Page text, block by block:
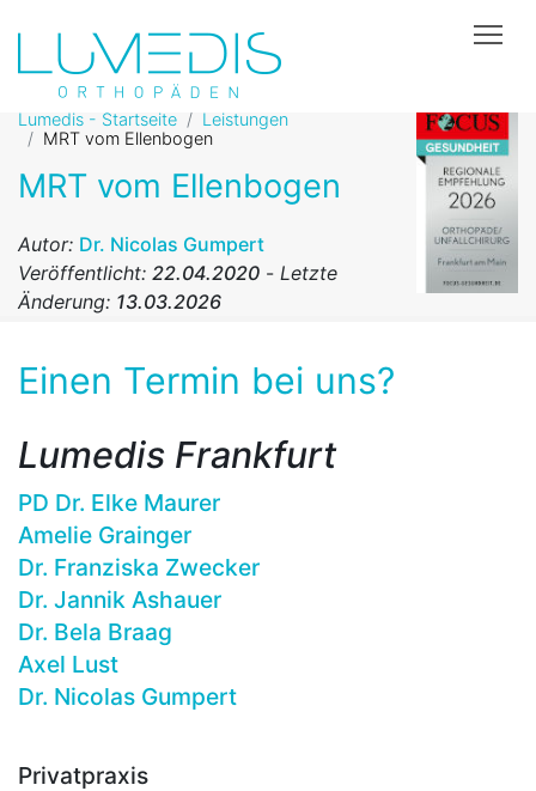
Lumedis - Startseite
Leistungen
MRT vom Ellenbogen
MRT vom Ellenbogen
Autor: Dr. Nicolas Gumpert
Veröffentlicht: 22.04.2020 - Letzte
Änderung: 13.03.2026
Einen Termin bei uns?
Lumedis Frankfurt
PD Dr. Elke Maurer
Amelie Grainger
Dr. Franziska Zwecker
Dr. Jannik Ashauer
Dr. Bela Braag
Axel Lust
Dr. Nicolas Gumpert
Privatpraxis